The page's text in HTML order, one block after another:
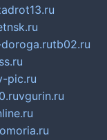
tb02.ru
pic.ru
vgurin.ru